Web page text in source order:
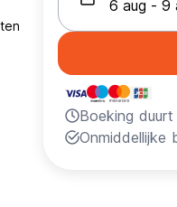
Boeking
Onmiddellijke